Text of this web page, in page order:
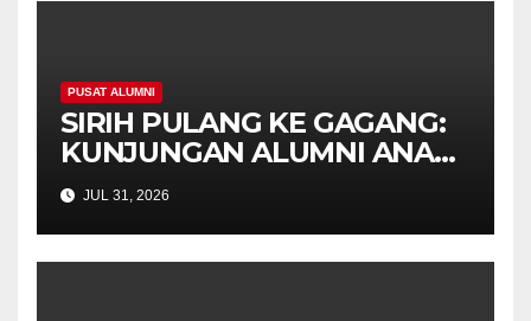
PUSAT ALUMNI
SIRIH PULANG KE GAGANG:
KUNJUNGAN ALUMNI ANAK
KANDUNG SULUH BUDIMAN
KE ALMA MATER
JUL 31, 2026